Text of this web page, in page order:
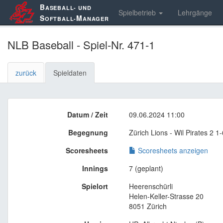
BASEBALL- UND
SOFTBALL-MANAGER
Spielbetrieb Lehrgänge
NLB Baseball - Spiel-Nr. 471-1
zurück Spieldaten
Datum / Zeit
09.06.2024 11:00
Begegnung
Zürich Lions - Wil Pirates 2
Scoresheets
Scoresheets anzeigen
Innings
7 (geplant)
Spielort
Heerenschürli
Helen-Keller-Strasse 20
8051 Zürich